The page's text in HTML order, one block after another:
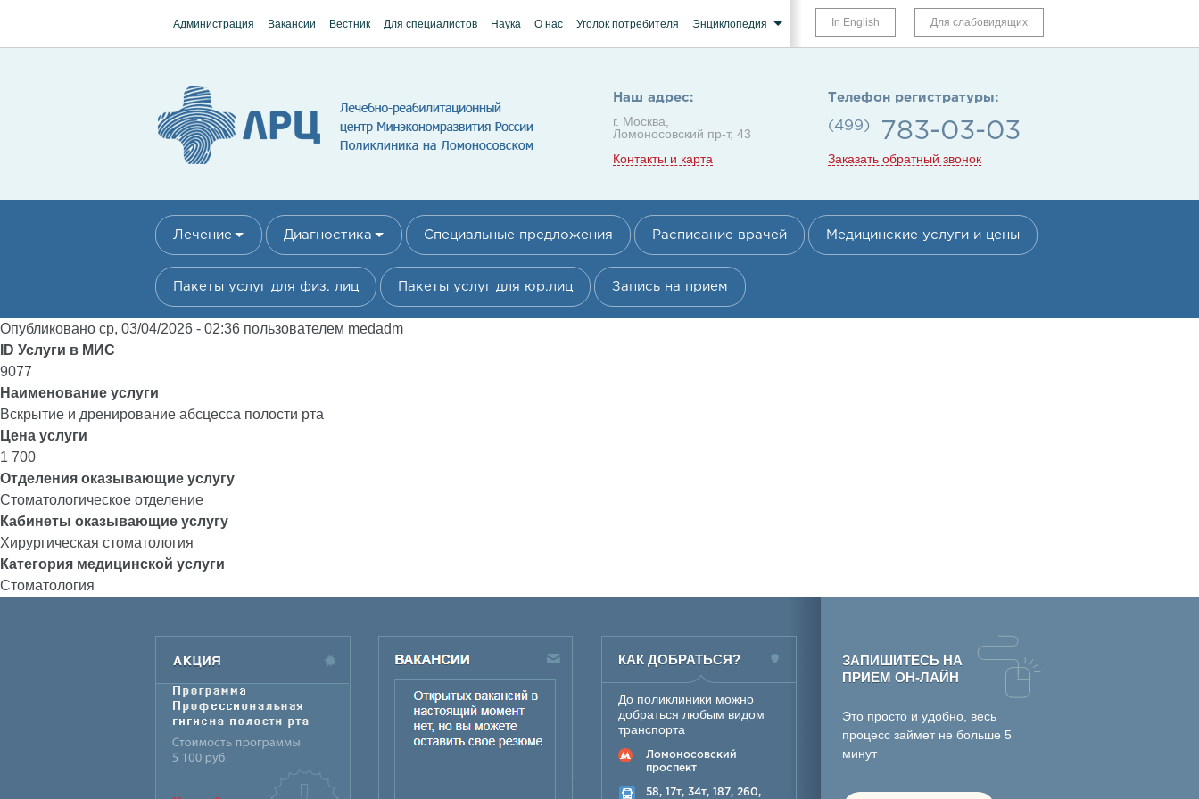
Администрация Вакансии Вестник Для специалистов Наука О нас Уголок потребителя Энциклопедия In English Для слабовидящих
Наш адрес:
г. Москва,
Ломоносовский пр-т, 43
Контакты и карта
Телефон регистратуры:
(499) 783-03-03
Заказать обратный звонок
Лечение Диагностика Специальные предложения Расписание врачей Медицинские услуги и цены
Пакеты услуг для физ. лиц Пакеты услуг для юр.лиц Запись на прием
Опубликовано ср, 03/04/2026 - 02:36 пользователем medadm
ID Услуги в МИС
9077
Наименование услуги
Вскрытие и дренирование абсцесса полости рта
Цена услуги
1 700
Отделения оказывающие услугу
Стоматологическое отделение
Кабинеты оказывающие услугу
Хирургическая стоматология
Категория медицинской услуги
Стоматология
КАК ДОБРАТЬСЯ?
До поликлиники можно
добраться любым видом
транспорта
Ломоносовский
проспект
58, 17т, 34т, 187, 260,
ЗАПИШИТЕСЬ НА
ПРИЕМ ОН-ЛАЙН
Это просто и удобно, весь
процесс займет не больше 5
минут